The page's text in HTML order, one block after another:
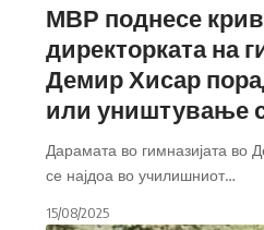
МВР поднесе
директорката на
Демир Хисар
или уништување
Дарамата во гимназијата во
се најдоа во училишниот…
15/08/2025